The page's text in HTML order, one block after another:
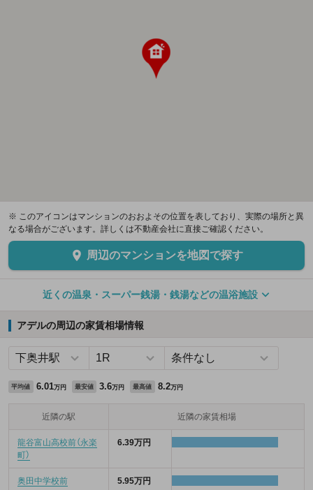
※ このアイコンはマンションのおおよその位置を表しており、実際の場所と異
なる場合がございます。詳しくは不動産会社に直接ご確認ください。
周辺のマンションを地図で探す
近くの温泉・スーパー銭湯・銭湯などの温浴施設
アデルの周辺の家賃相場情報
平均値 6.01万円 最安値 3.6万円 最高値 8.2万円
近隣の駅 近隣の家賃相場
龍谷富山高校前（永楽
町）
6.39万円
奥田中学校前 5.95万円